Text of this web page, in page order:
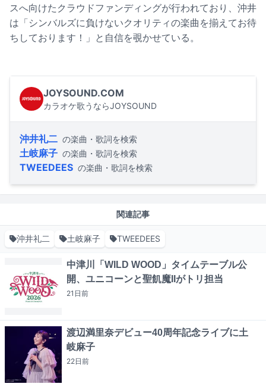
スへ向けたクラウドファンディングが行われており、沖井
は「シンバルズに負けないクオリティの楽曲を揃えてお待
ちしております！」と自信を覗かせている。
JOYSOUND.COM
カラオケ歌うならJOYSOUND
沖井礼二 の楽曲・歌詞を検索
土岐麻子 の楽曲・歌詞を検索
TWEEDEES の楽曲・歌詞を検索
関連記事
沖井礼二 土岐麻子 TWEEDEES
中津川「WILD WOOD」タイムテーブル公
開、ユニコーンと聖飢魔IIがトリ担当
21日前
渡辺満里奈デビュー40周年記念ライブに土
岐麻子
22日前